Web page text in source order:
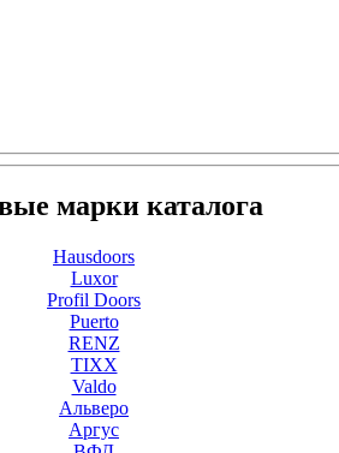
марки каталога
Hausdoors
Luxor
Profil Doors
Puerto
RENZ
TIXX
Valdo
Альверо
Аргус